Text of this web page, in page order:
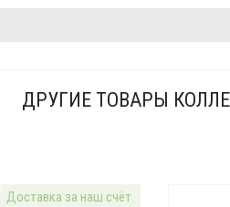
ДРУГИЕ ТОВАРЫ
Доставка за наш счёт